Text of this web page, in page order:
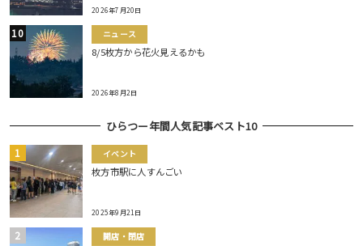
2026年7月20日
ニュース
8/5枚方から花火見えるかも
2026年8月2日
ひらつー年間人気記事ベスト10
イベント
枚方市駅に人すんごい
2025年9月21日
開店・閉店